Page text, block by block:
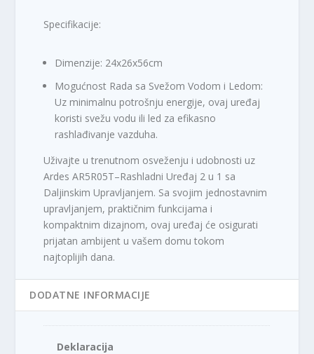
Specifikacije:
Dimenzije: 24x26x56cm
Mogućnost Rada sa Svežom Vodom i Ledom:
Uz minimalnu potrošnju energije, ovaj uređaj
koristi svežu vodu ili led za efikasno
rashlađivanje vazduha.
Uživajte u trenutnom osveženju i udobnosti uz
Ardes AR5R05T–Rashladni Uređaj 2 u 1 sa
Daljinskim Upravljanjem. Sa svojim jednostavnim
upravljanjem, praktičnim funkcijama i
kompaktnim dizajnom, ovaj uređaj će osigurati
prijatan ambijent u vašem domu tokom
najtoplijih dana.
DODATNE INFORMACIJE
Deklaracija